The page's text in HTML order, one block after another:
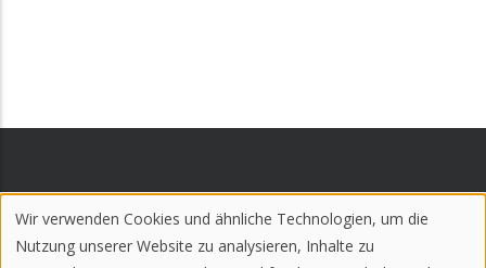
Allgemeines
Impressum
Datenschutz
Use
Wir verwenden Cookies und ähnliche Technologien, um die
Nutzung unserer Website zu analysieren, Inhalte zu